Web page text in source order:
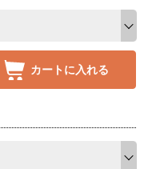
カートに入れる